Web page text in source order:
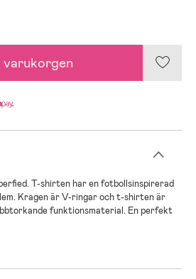
varukorgen
T-shirten har en fotbollsinspirerad
Kragen är V-ringar och t-shirten är
funktionsmaterial. En perfekt